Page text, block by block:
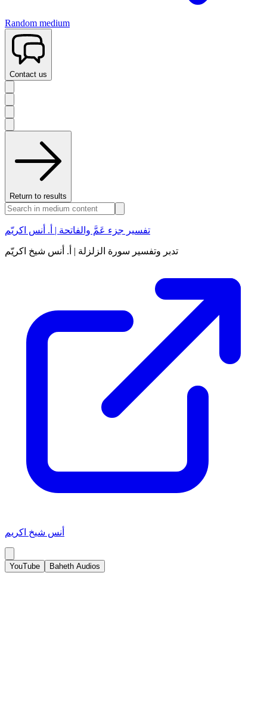
Random medium
Contact us
Return to results
تفسير جزء عَمَّ والفاتحة | أ. أنس اكريّم
تدبر وتفسير سورة الزلزلة | أ. أنس شيخ اكريّم
أنس شيخ اكريم
YouTube Baheth Audios